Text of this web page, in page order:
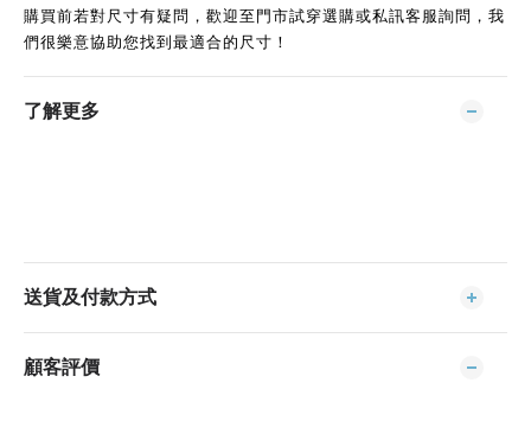
購買前若對尺寸有疑問，歡迎至門市試穿選購或私訊客服詢問，我
們很樂意協助您找到最適合的尺寸！
了解更多
送貨及付款方式
顧客評價